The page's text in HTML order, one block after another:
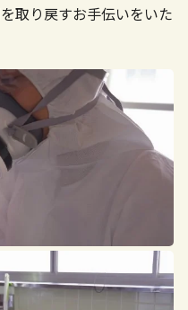
取り戻すお手伝いをいた